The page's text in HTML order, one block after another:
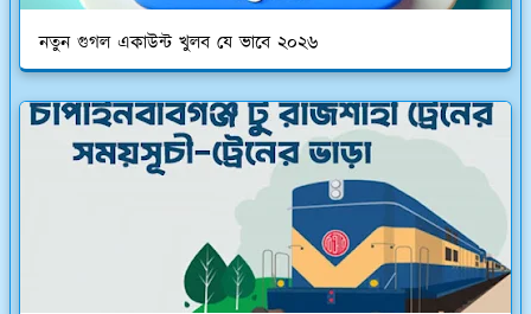
নতুন গুগল একাউন্ট খুলব যে ভাবে ২০২৬